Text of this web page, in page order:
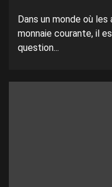
Dans un monde où
monnaie courante, il
question...